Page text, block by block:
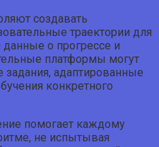
создавать
траектории для
о прогрессе и
платформы могут
адаптированные
конкретного
помогает каждому
не испытывая